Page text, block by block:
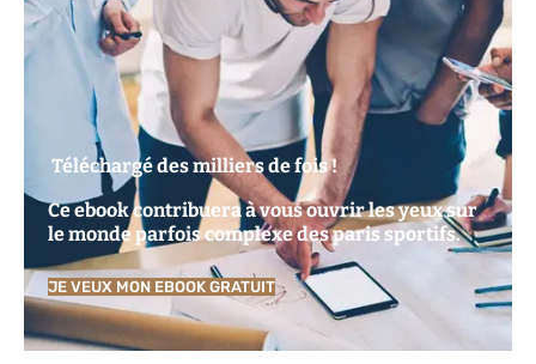
Téléchargé des milliers de fois !
Ce ebook contribuera à vous ouvrir les yeux sur
le monde parfois complexe des paris sportifs.
JE VEUX MON EBOOK GRATUIT